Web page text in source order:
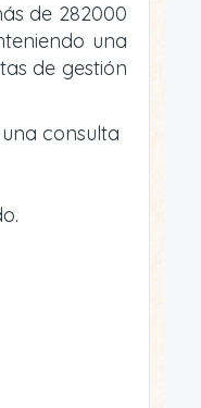
de 282000
una
de gestión
consulta